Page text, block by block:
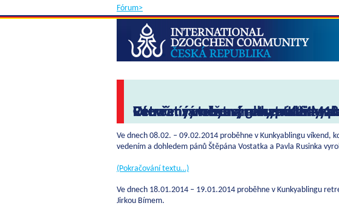
Fórum>
Retreat výroby namkhy v
Ve dnech 08.02. – 09.02.2014 proběhne v Kunkyablingu víkend,
vedením a dohledem pánů Štěpána Vostatka a Pavla Rusinka
(Pokračování textu…)
Retreat zaměřený na semdziny
Ve dnech 18.01.2014 – 19.01.2014 proběhne v Kunkyablingu
Jirkou Bímem.
Otevřený webcast ganapúdži
Vánoční retreat výroby tsa tsa a
Otevřený webcast retreatu